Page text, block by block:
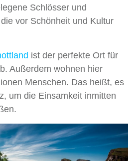
Schlösser und
vor Schönheit und Kultur
ist der perfekte Ort für
Außerdem wohnen hier
Menschen. Das heißt, es
um die Einsamkeit inmitten